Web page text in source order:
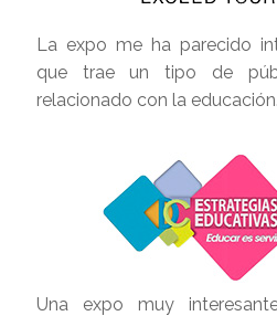
La expo me ha parecido
que trae un tipo de
relacionado con la educación.
Una expo muy